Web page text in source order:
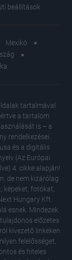
beállítások
Mexikó
tartalmával
a tartalom
is – a
rendelkezései
és a digitális
(Az Európai
4. cikke alapján!
de nem kizárólag
képeket, fotókat,
Hungary Kft.
esnek. Mindezek
előzetes
kivezető linkeken
felelősséget,
és hiteles